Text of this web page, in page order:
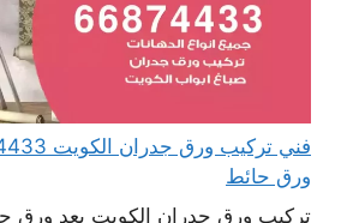
ورق حائط
تركيب ورق جدران الكويت يعد ورق